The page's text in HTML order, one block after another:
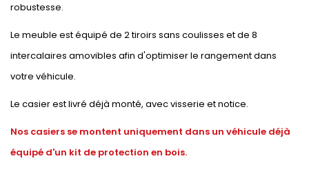
robustesse.
Le meuble est équipé de 2 tiroirs sans coulisses et de 8
intercalaires amovibles afin d'optimiser le rangement dans
votre véhicule.
Le casier est livré déjà monté, avec visserie et notice.
Nos casiers se montent uniquement dans un véhicule déjà
équipé d'un kit de protection en bois.